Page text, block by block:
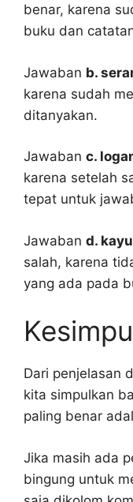
benar, karena
buku dan
Jawaban b.
karena sudah
ditanyakan.
Jawaban c.
karena setelah
tepat untuk
Jawaban d. kayu
salah, karena
yang ada pada
Dari penjelasan
kita simpulkan
paling benar
Jika masih ada
bingung untuk